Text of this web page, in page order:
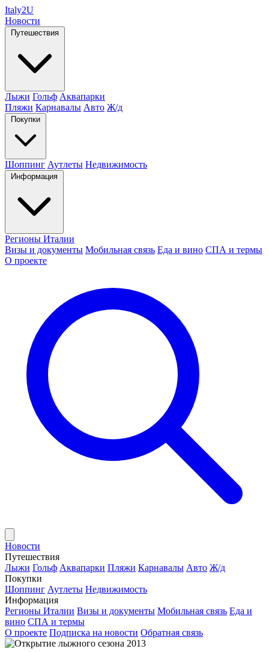
Italy2U
Новости
Путешествия
Лыжи Гольф Аквапарки
Пляжи Карнавалы Авто Ж/д
Покупки
Шоппинг Аутлеты Недвижимость
Информация
Регионы Италии
Визы и документы Мобильная связь Еда и вино СПА и термы
О проекте
Новости
Путешествия
Лыжи Гольф Аквапарки Пляжи Карнавалы Авто Ж/д
Покупки
Шоппинг Аутлеты Недвижимость
Информация
Регионы Италии Визы и документы Мобильная связь Еда и
вино СПА и термы
О проекте Подписка на новости Обратная связь